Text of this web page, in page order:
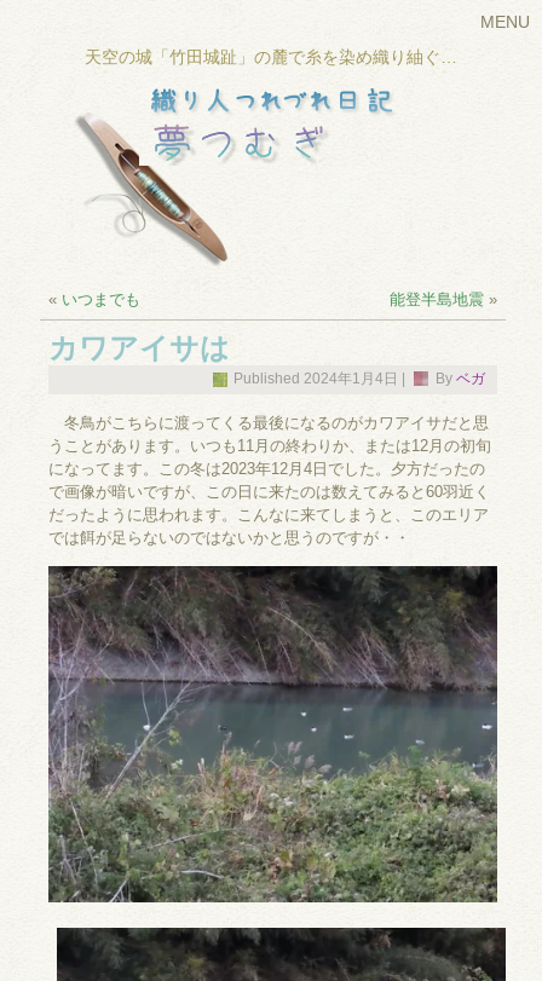
MENU
天空の城「竹田城趾」の麓で糸を染め織り紬ぐ…
« いつまでも 能登半島地震»
カワアイサは
Published 2024年1月4日 By ベガ
冬鳥がこちらに渡ってくる最後になるのがカワアイサだと思
うことがあります。いつも11月の終わりか、または12月の初旬
になってます。この冬は2023年12月4日でした。夕方だったの
で画像が暗いですが、この日に来たのは数えてみると60羽近く
だったように思われます。こんなに来てしまうと、このエリア
では餌が足らないのではないかと思うのですが・・